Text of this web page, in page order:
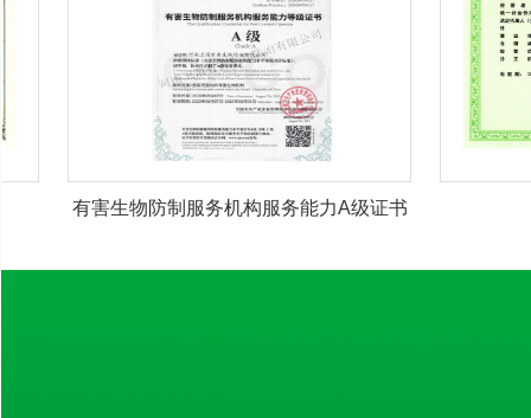
有害生物防制服务机构服务能力A级证书